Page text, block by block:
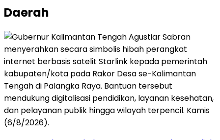
Daerah